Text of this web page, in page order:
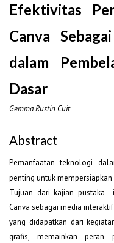
Efektivitas
Canva
dalam
Dasar
Gemma Rustin Cuit
Abstract
Pemanfaatan teknologi
penting untuk
Tujuan dari kajian pustaka
Canva sebagai media
yang didapatkan dari
grafis, memainkan